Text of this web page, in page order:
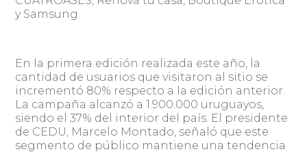
y Samsung.
En la primera edición realizada este año, la
cantidad de usuarios que visitaron al sitio se
incrementó 80% respecto a la edición anterior.
La campaña alcanzó a 1.900.000 uruguayos,
siendo el 37% del interior del país. El presidente
de CEDU, Marcelo Montado, señaló que este
segmento de público mantiene una tendencia